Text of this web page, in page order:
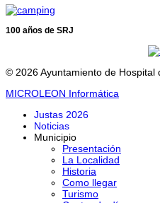
100 años de SRJ
© 2026 Ayuntamiento de Hospital
MICROLEON Informática
Justas 2026
Noticias
Municipio
Presentación
La Localidad
Historia
Como llegar
Turismo